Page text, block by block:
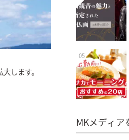
します。
05
MKメディア